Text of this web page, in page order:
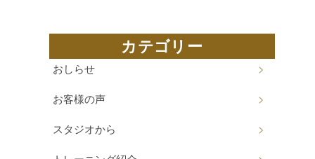
カテゴリー
おしらせ
お客様の声
スタジオから